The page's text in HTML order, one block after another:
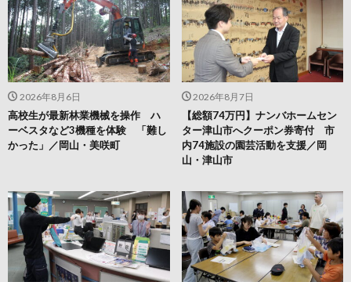
2026年8月7日
【総額74万円】ナンバホームセン
ター津山市へクーポン券寄付 市
内74施設の園芸活動を支援／岡
山・津山市
2026年8月6日
高校生が最新林業機械を操作 ハ
ーベスタなど3機種を体験 「難し
かった」／岡山・美咲町